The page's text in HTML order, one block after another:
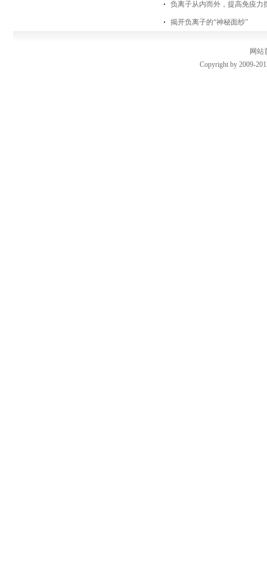
负离子从内而外，提高免疫力
揭开负离子的“神秘面纱”
网站
Copyright by 2009-